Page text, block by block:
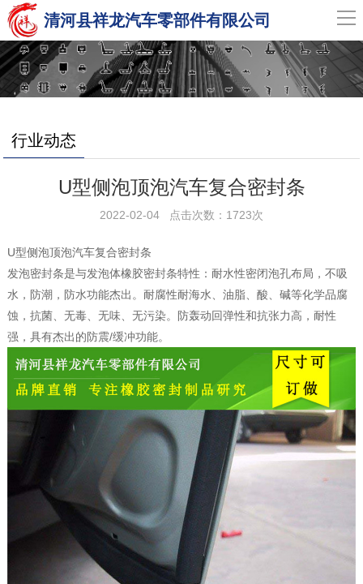
清河县祥龙汽车零部件有限公司
导
网站首页
产品展示
新闻中心
联系我们
行业动态
U型侧泡顶泡汽车复合密封条
2022-02-04 点击次数：1723次
U型侧泡顶泡汽车复合密封条
发泡密封条是与发泡体橡胶密封条特性：耐水性密闭泡孔布局，不吸
水，防潮，防水功能杰出。耐腐性耐海水、油脂、酸、碱等化学品腐
蚀，抗菌、无毒、无味、无污染。防轰动回弹性和抗张力高，耐性
强，具有杰出的防震/缓冲功能。